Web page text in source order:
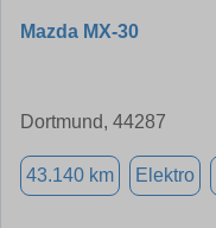
Mazda MX-30
Dortmund, 44287
43.140 km Elektro